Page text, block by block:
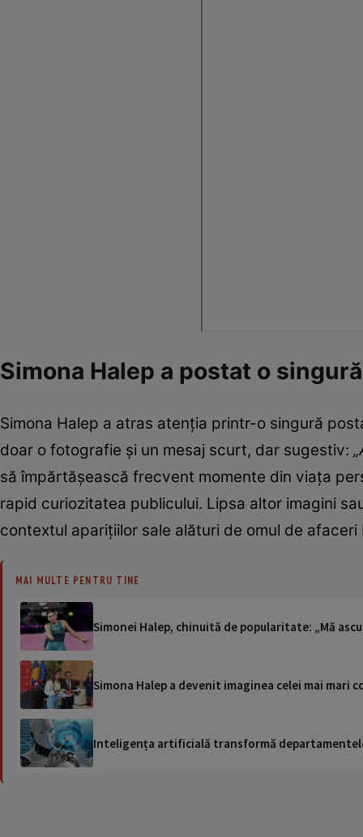
Simona Halep a postat o
Simona Halep a atras atenția printr-o singură
doar o fotografie și un mesaj scurt, dar sugestiv:
să împărtășească frecvent momente din viața
rapid curiozitatea publicului. Lipsa altor imagini
contextul aparițiilor sale alături de omul de afaceri
MAI MULTE PENTRU TINE
Simonei Halep, chinuită de popularitate: „Mă
Simona Halep a devenit imaginea celei mai mari
Inteligența artificială transformă